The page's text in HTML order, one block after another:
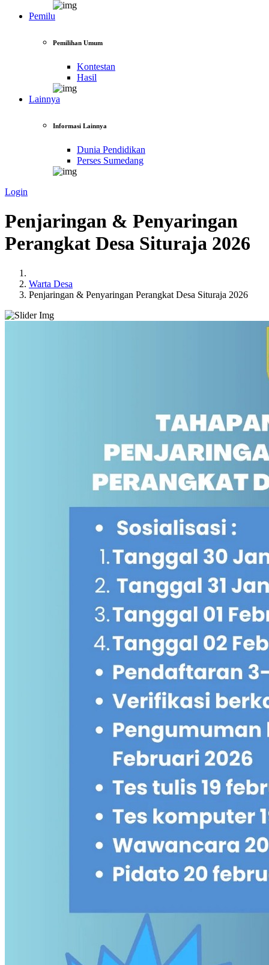
Pemilu
Pemilihan Umum
Kontestan
Hasil
Lainnya
Informasi Lainnya
Dunia Pendidikan
Perses Sumedang
Login
Penjaringan & Penyaringan
Perangkat Desa Situraja 2026
Warta Desa
Penjaringan & Penyaringan Perangkat Desa Situraja 2026